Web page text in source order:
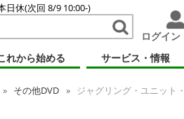
日休(次回 8/9 10:00-)
ログイン
れから始める サービス・情報
その他DVD ジャグリング・ユニット